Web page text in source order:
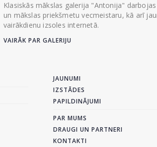
Klasiskās mākslas galerija "Antonija"
un mākslas priekšmetu vecmeistaru, kā arī
vairākdienu izsoles internetā.
VAIRĀK PAR GALERIJU
JAUNUMI
IZSTĀDES
PAPILDINĀJUMI
PAR MUMS
DRAUGI UN PARTNERI
KONTAKTI